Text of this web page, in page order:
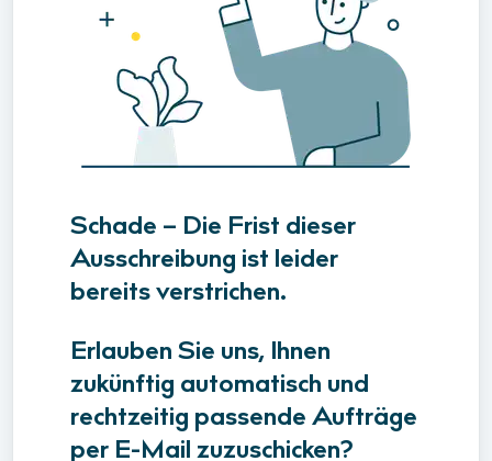
Schade – Die Frist dieser
Ausschreibung ist leider
bereits verstrichen.
Erlauben Sie uns, Ihnen
zukünftig automatisch und
rechtzeitig passende Aufträge
per E-Mail zuzuschicken?